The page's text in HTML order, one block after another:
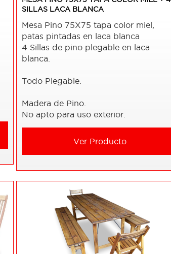
SILLAS LACA BLANCA
Mesa Pino 75X75 tapa color miel,
patas pintadas en laca blanca
4 Sillas de pino plegable en laca
blanca.
Todo Plegable.
Madera de Pino.
No apto para uso exterior.
Ver Producto